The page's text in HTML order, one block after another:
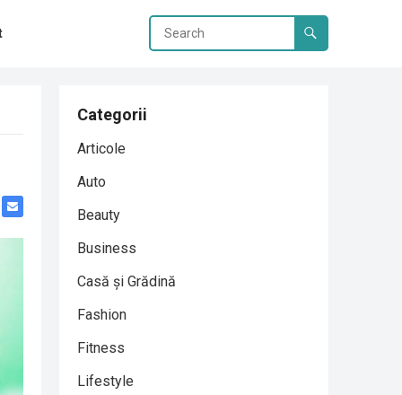
Categorii
Articole
Auto
Beauty
Business
Casă și Grădină
Fashion
Fitness
Lifestyle